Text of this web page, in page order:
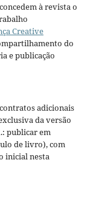
à revista o
Creative
do
e publicação
adicionais
da versão
publicar em
de livro), com
inicial nesta